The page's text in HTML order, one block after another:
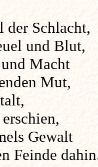
der Schlacht,
und Blut,
Macht
Mut,
Gewalt
Feinde